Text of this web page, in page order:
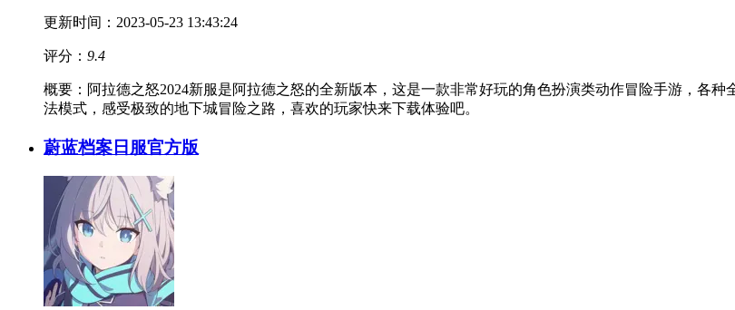
更新时间：2023-05-23 13:43:24
评分： 9.4
概要： 阿拉德之怒2024新服是阿拉德之怒的全新版本，这是一款非常好玩的角色扮演类动作冒险手游，各
法模式，感受极致的地下城冒险之路，喜欢的玩家快来下载体验吧。
蔚蓝档案日服官方版